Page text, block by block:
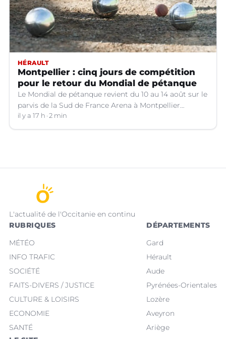
HÉRAULT
Montpellier : cinq jours de compétition
pour le retour du Mondial de pétanque
Le Mondial de pétanque revient du 10 au 14 août sur le
parvis de la Sud de France Arena à Montpellier
(Hérault).
il y a 17 h 2 min
L'actualité de l'Occitanie en continu
RUBRIQUES
MÉTÉO
INFO TRAFIC
SOCIÉTÉ
FAITS-DIVERS / JUSTICE
CULTURE & LOISIRS
ECONOMIE
SANTÉ
DÉPARTEMENTS
Gard
Hérault
Aude
Pyrénées-Orientales
Lozère
Aveyron
Ariège